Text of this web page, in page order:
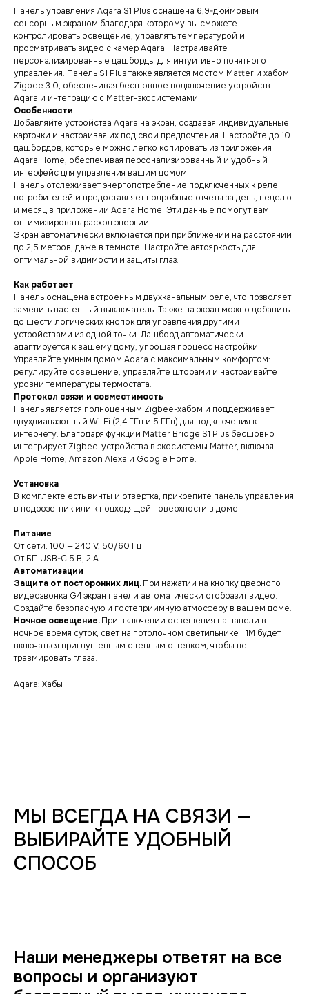
Панель управления Aqara S1 Plus оснащена 6,9-дюймовым
сенсорным экраном благодаря которому вы сможете
контролировать освещение, управлять температурой и
просматривать видео с камер Aqara. Настраивайте
персонализированные дашборды для интуитивно понятного
управления. Панель S1 Plus также является мостом Matter и хабом
Zigbee 3.0, обеспечивая бесшовное подключение устройств
Aqara и интеграцию с Matter-экосистемами.
Особенности
Добавляйте устройства Aqara на экран, создавая индивидуальные
карточки и настраивая их под свои предпочтения. Настройте до 10
дашбордов, которые можно легко копировать из приложения
Aqara Home, обеспечивая персонализированный и удобный
интерфейс для управления вашим домом.
Панель отслеживает энергопотребление подключенных к реле
потребителей и предоставляет подробные отчеты за день, неделю
и месяц в приложении Aqara Home. Эти данные помогут вам
оптимизировать расход энергии.
Экран автоматически включается при приближении на расстоянии
до 2,5 метров, даже в темноте. Настройте автояркость для
оптимальной видимости и защиты глаз.
Как работает
Панель оснащена встроенным двухканальным реле, что позволяет
заменить настенный выключатель. Также на экран можно добавить
до шести логических кнопок для управления другими
устройствами из одной точки. Дашборд автоматически
адаптируется к вашему дому, упрощая процесс настройки.
Управляйте умным домом Aqara с максимальным комфортом:
регулируйте освещение, управляйте шторами и настраивайте
уровни температуры термостата.
Протокол связи и совместимость
Панель является полноценным Zigbee-хабом и поддерживает
двухдиапазонный Wi-Fi (2,4 ГГц и 5 ГГц) для подключения к
интернету. Благодаря функции Matter Bridge S1 Plus бесшовно
интегрирует Zigbee-устройства в экосистемы Matter, включая
Apple Home, Amazon Alexa и Google Home.
Установка
В комплекте есть винты и отвертка, прикрепите панель управления
в подрозетник или к подходящей поверхности в доме.
Питание
От сети: 100 — 240 V, 50/60 Гц
От БП USB-C 5 В, 2 A
Автоматизации
Защита от посторонних лиц.При нажатии на кнопку дверного
видеозвонка G4 экран панели автоматически отобразит видео.
Создайте безопасную и гостеприимную атмосферу в вашем доме.
Ночное освещение.При включении освещения на панели в
ночное время суток, свет на потолочном светильнике T1M будет
включаться приглушенным с теплым оттенком, чтобы не
травмировать глаза.
Aqara: Хабы
МЫ ВСЕГДА НА СВЯЗИ —
ВЫБИРАЙТЕ УДОБНЫЙ
СПОСОБ
Наши менеджеры ответят на все
вопросы и организуют